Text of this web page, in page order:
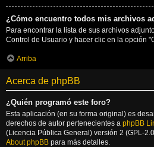
¿Cómo encuentro todos mis archivos
Para encontrar la lista de sus archivos
Control de Usuario y hacer clic en la opción
Arriba
Acerca de phpBB
¿Quién programó este foro?
Esta aplicación (en su forma original) es
derechos de autor pertenecientes a phpBB
(Licencia Pública General) versión 2 (GPL-
About phpBB para más detalles.